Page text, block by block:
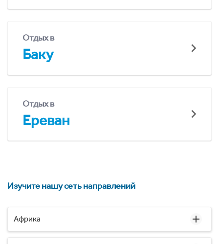
Отдых в
Баку
Отдых в
Ереван
Изучите нашу сеть направлений
Африка